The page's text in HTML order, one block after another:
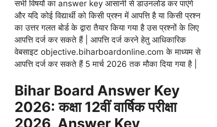
सभी विषयों का answer key आसानी से डाउनलोड कर पाएंगे
और यदि कोई विद्यार्थी को किसी प्रश्न में आपत्ति है या किसी प्रश्न
का उत्तर गलत बोर्ड के द्वारा तैयार किया गया है उस प्रश्नों के लिए
आपत्ति दर्ज कर सकते हैं | आपत्ति दर्ज करने हेतु आधिकारिक
वेबसाइट objective.biharboardonline.com के माध्यम से
आपत्ति दर्ज कर सकते हैं 5 मार्च 2026 तक मौका दिया गया है |
Bihar Board Answer Key
2026: कक्षा 12वीं वार्षिक परीक्षा
2026, Answer Key